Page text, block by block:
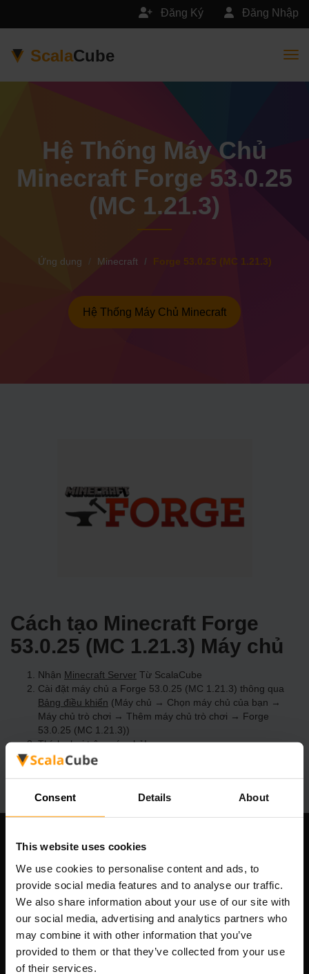
Consent Details About
This website uses cookies
We use cookies to personalise content and ads, to
provide social media features and to analyse our traffic.
We also share information about your use of our site with
our social media, advertising and analytics partners who
may combine it with other information that you’ve
provided to them or that they’ve collected from your use
of their services.
Đăng Nhập
Đăng Ký
ScalaCube
Hệ Thống Máy Chủ
Minecraft Forge 53.0.25
(MC 1.21.3)
Ứng dụng Minecraft Forge 53.0.25 (MC 1.21.3)
Hệ Thống Máy Chủ Minecraft
Cách tạo Minecraft Forge
53.0.25 (MC 1.21.3) Máy chủ
Nhận Minecraft Server Từ ScalaCube
Cài đặt máy chủ a Forge 53.0.25 (MC 1.21.3) thông qua
Bảng điều khiển (Máy chủ → Chọn máy chủ của bạn →
Máy chủ trò chơi → Thêm máy chủ trò chơi → Forge
53.0.25 (MC 1.21.3))
Thích chơi trên máy chủ!
Công ty chúng tôi
Scalable Hosting Solutions OÜ
Số VAT: EE102133820
Địa chỉ: Harju maakond, Tallinn, Kesklinna linnaosa,